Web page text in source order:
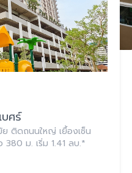
บศร์
ติดถนนใหญ่ เยื้องเซ็น
380 ม. เริ่ม 1.41 ลบ.*